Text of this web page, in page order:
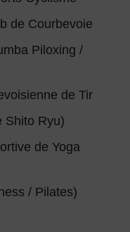
de Courbevoie
Piloxing /
de Tir
Shito Ryu)
de Yoga
/ Pilates)